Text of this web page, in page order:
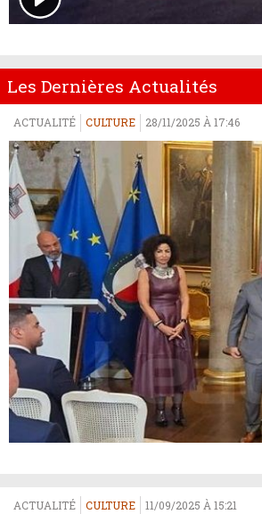
Les Dernières Actualités
ACTUALITÉ CULTURE 28/11/2025 À 17:46
ACTUALITÉ CULTURE 11/09/2025 À 15:21